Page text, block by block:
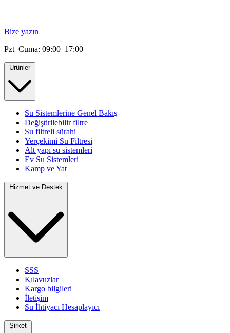
Bize yazın
Pzt–Cuma: 09:00–17:00
Ürünler
Su Sistemlerine Genel Bakış
Değiştirilebilir filtre
Su filtreli sürahi
Yerçekimi Su Filtresi
Alt yapı su sistemleri
Ev Su Sistemleri
Kamp ve Yat
Hizmet ve Destek
SSS
Kılavuzlar
Kargo bilgileri
İletişim
Su İhtiyacı Hesaplayıcı
Şirket